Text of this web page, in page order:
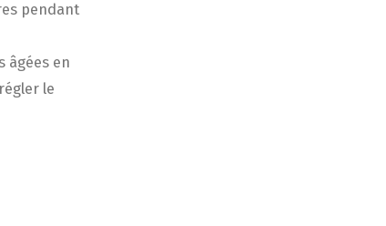
pendant
âgées en
le